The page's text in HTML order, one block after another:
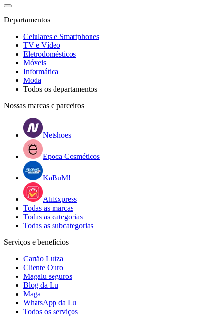
Departamentos
Celulares e Smartphones
TV e Vídeo
Eletrodomésticos
Móveis
Informática
Moda
Todos os departamentos
Nossas marcas e parceiros
Netshoes
Epoca Cosméticos
KaBuM!
AliExpress
Todas as marcas
Todas as categorias
Todas as subcategorias
Serviços e benefícios
Cartão Luiza
Cliente Ouro
Magalu seguros
Blog da Lu
Maga +
WhatsApp da Lu
Todos os serviços